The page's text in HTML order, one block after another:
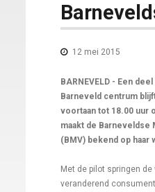
12 mei 2015
BARNEVELD - Een
Barneveld centrum
voortaan tot 18.00 uur
maakt de Barneveldse
(BMV) bekend op haar
Met de pilot springen
veranderend